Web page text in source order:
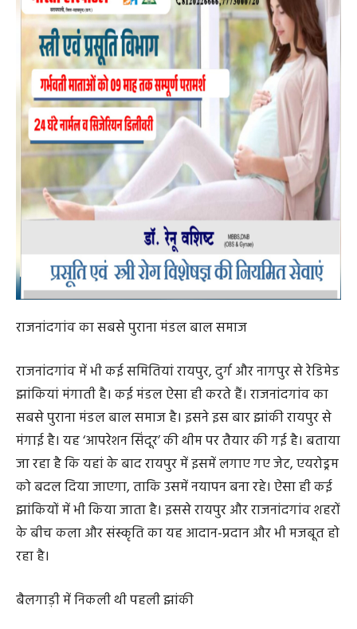
राजनांदगांव का सबसे पुराना मंडल बाल समाज
राजनांदगांव में भी कई समितियां रायपुर, दुर्ग और नागपुर से रेडिमेड
झांकियां मंगाती है। कई मंडल ऐसा ही करते हैं। राजनांदगांव का
सबसे पुराना मंडल बाल समाज है। इसने इस बार झांकी रायपुर से
मंगाई है। यह ‘आपरेशन सिंदूर’ की थीम पर तैयार की गई है। बताया
जा रहा है कि यहां के बाद रायपुर में इसमें लगाए गए जेट, एयरोड्रम
को बदल दिया जाएगा, ताकि उसमें नयापन बना रहे। ऐसा ही कई
झांकियों में भी किया जाता है। इससे रायपुर और राजनांदगांव शहरों
के बीच कला और संस्कृति का यह आदान-प्रदान और भी मजबूत हो